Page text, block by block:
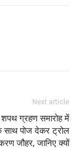
Next article
शपथ ग्रहण समारोह में
साथ पोज देकर ट्रोल
जौहर, जानिए क्यों